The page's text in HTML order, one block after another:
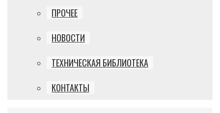
ПРОЧЕЕ
НОВОСТИ
ТЕХНИЧЕСКАЯ БИБЛИОТЕКА
КОНТАКТЫ